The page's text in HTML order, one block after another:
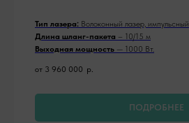
Тип лазера: Волоконный лазер, импульсный
Длина шланг-пакета – 10/15 м
Выходная мощность — 1000 Вт.
от 3 960 000 р.
ПОДРОБНЕЕ